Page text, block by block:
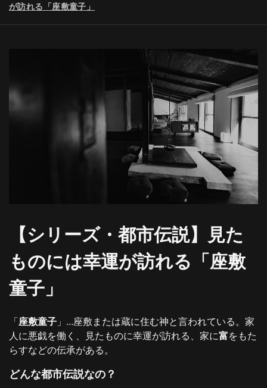
が訪れる「座敷童子」
【シリーズ・都市伝説】見た
ものには幸運が訪れる「座敷
童子」
「座敷童子 」…座敷または蔵に住む神と言われている。家
人に悪戯を働く、見たものに幸運が訪れる、家に富をもた
らすなどの伝承がある。
どんな都市伝説なの？